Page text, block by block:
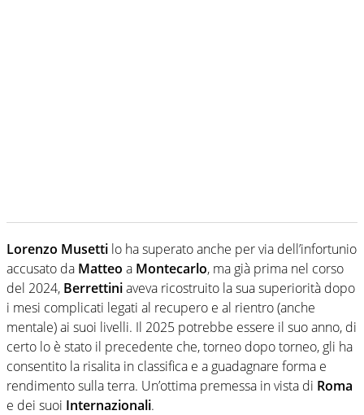
Lorenzo Musetti lo ha superato anche per via dell’infortunio
accusato da Matteo a Montecarlo, ma già prima nel corso
del 2024, Berrettiniaveva ricostruito la sua superiorità dopo
i mesi complicati legati al recupero e al rientro (anche
mentale) ai suoi livelli. Il 2025 potrebbe essere il suo anno, di
certo lo è stato il precedente che, torneo dopo torneo, gli ha
consentito la risalita in classifica e a guadagnare forma e
rendimento sulla terra. Un’ottima premessa in vista di Roma
e dei suoi Internazionali.